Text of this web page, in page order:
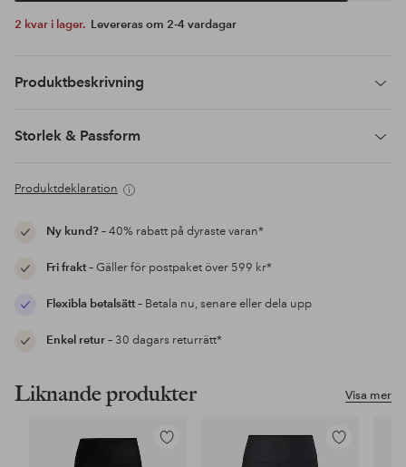
2 kvar i lager. Levereras om 2-4 vardagar
Produktbeskrivning
Storlek & Passform
Produktdeklaration
Ny kund?– 40% rabatt på dyraste varan*
Fri frakt– Gäller för postpaket över 599 kr*
Flexibla betalsätt– Betala nu, senare eller dela upp
Enkel retur– 30 dagars returrätt*
Visa mer
Liknande produkter
Lägg
Lägg